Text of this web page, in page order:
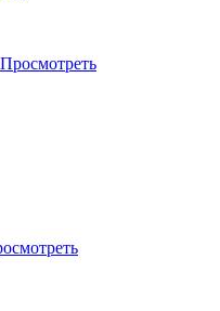
Просмотреть